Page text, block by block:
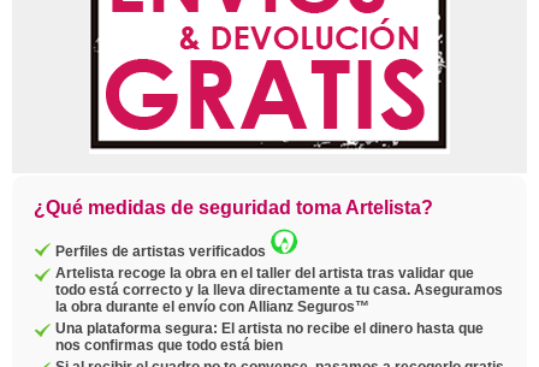
¿Qué medidas de seguridad toma Artelista?
Perfiles de artistas verificados
Artelista recoge la obra en el taller del artista tras validar que
todo está correcto y la lleva directamente a tu casa. Aseguramos
la obra durante el envío con Allianz Seguros™
Una plataforma segura: El artista no recibe el dinero hasta que
nos confirmas que todo está bien